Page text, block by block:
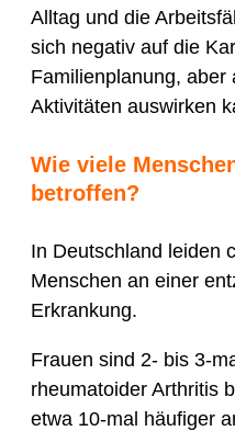
Alltag und die
sich negativ auf die
Familienplanung, aber
Aktivitäten auswirken
Wie viele
betroffen?
In Deutschland leiden
Menschen an einer
Erkrankung.
Frauen sind 2- bis 3-
rheumatoider Arthritis
etwa 10-mal häufiger